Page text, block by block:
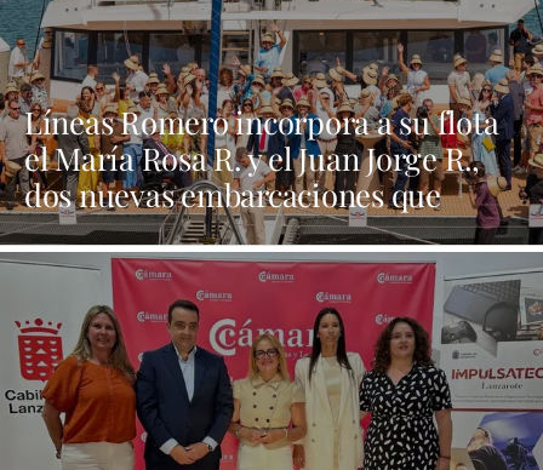
Líneas Romero incorpora a su flota
el María Rosa R. y el Juan Jorge R.,
dos nuevas embarcaciones que
refuerzan su apuesta por la
innovación y la sostenibilidad